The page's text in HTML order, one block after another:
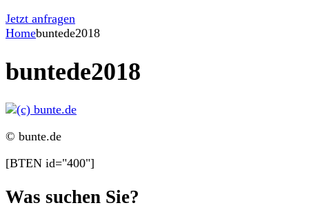
Jetzt anfragen
Homebuntede2018
buntede2018
© bunte.de
[BTEN id="400"]
Was suchen Sie?